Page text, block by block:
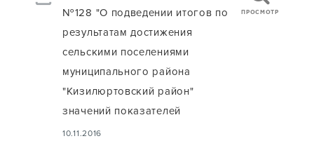
№128 "О подведении итогов по
результатам достижения
сельскими поселениями
муниципального района
"Кизилюртовский район"
значений показателей
10.11.2016
ПРОСМОТР